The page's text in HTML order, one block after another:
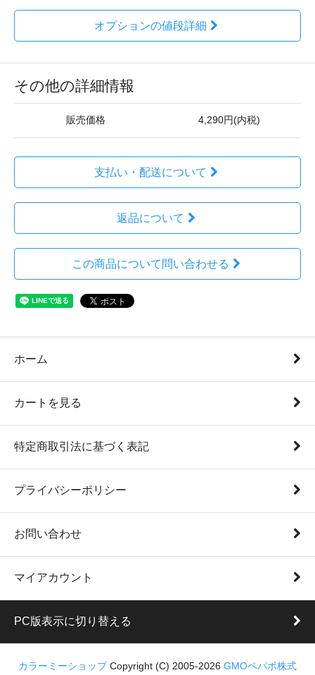
オプションの値段詳細
その他の詳細情報
販売価格 4,290円(内税)
支払い・配送について
返品について
この商品について問い合わせる
ホーム
カートを見る
特定商取引法に基づく表記
プライバシーポリシー
お問い合わせ
マイアカウント
PC版表示に切り替える
カラーミーショップ Copyright (C) 2005-2026 GMOペパボ株式